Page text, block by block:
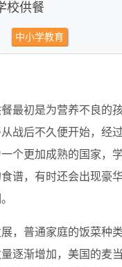
校供餐
中小学教育
餐最初是为营养不良的
战后不久便开始，经
个更加成熟的国家，
谱，有时还会出现豪
，普通家庭的饭菜种
逐渐增加，美国的麦